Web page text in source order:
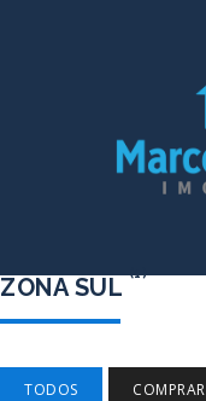
ZONA SUL (1)
TODOS COMPRAR